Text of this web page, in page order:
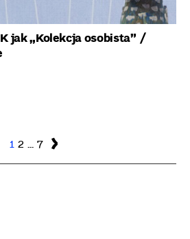
„Kolekcja osobista” /
Strona
1Strona
2 …Strona
7 Następna